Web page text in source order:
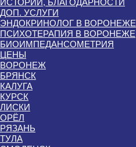
ДОП. УСЛУГИ
ЭНДОКРИНОЛОГ В ВОРОНЕЖЕ
ПСИХОТЕРАПИЯ В ВОРОНЕЖЕ
БИОИМПЕДАНСОМЕТРИЯ
ЦЕНЫ
ВОРОНЕЖ
БРЯНСК
КАЛУГА
КУРСК
ЛИСКИ
ОРЁЛ
РЯЗАНЬ
ТУЛА